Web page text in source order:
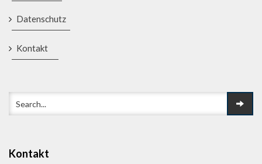
Datenschutz
Kontakt
Kontakt